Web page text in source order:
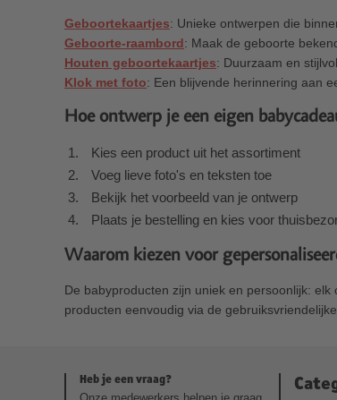
Geboortekaartjes: Unieke ontwerpen die
Geboorte-raambord: Maak de geboorte
Houten geboortekaartjes: Duurzaam en
Klok met foto: Een blijvende herinnering aan
Hoe ontwerp je een eigen
Kies een product uit het assortiment
Voeg lieve foto's en teksten toe
Bekijk het voorbeeld van je ontwerp
Plaats je bestelling en kies voor
Waarom kiezen voor
De babyproducten zijn uniek en persoonlijk:
producten eenvoudig via de
Heb je een vraag?
Onze medewerkers helpen je graag